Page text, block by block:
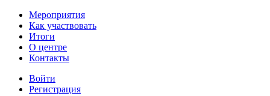
Мероприятия
Как участвовать
Итоги
О центре
Контакты
Войти
Регистрация